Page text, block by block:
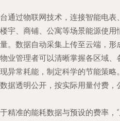
台通过物联网技术，连接智能电表
宇、商铺、公寓等场景能源使用
。数据自动采集上传至云端，形
业管理者可以清晰掌握各区域、
异常耗能，制定科学的节能策略
据透明公开，按实际用量付费，
于精准的能耗数据与预设的费率，